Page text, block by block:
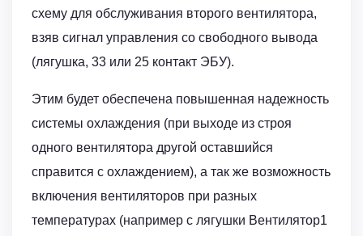
схему для обслуживания второго вентилятора,
взяв сигнал управления со свободного вывода
(лягушка, 33 или 25 контакт ЭБУ).
Этим будет обеспечена повышенная надежность
системы охлаждения (при выходе из строя
одного вентилятора другой оставшийся
справится с охлаждением), а так же возможность
включения вентиляторов при разных
температурах (например с лягушки Вентилятор1